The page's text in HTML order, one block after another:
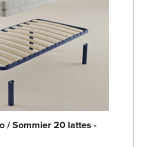
/ Sommier 20 lattes -